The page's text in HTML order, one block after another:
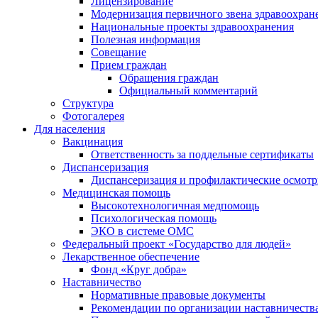
Модернизация первичного звена
Национальные проекты здравоохранения
Полезная информация
Совещание
Прием граждан
Обращения граждан
Официальный комментарий
Структура
Фотогалерея
Для населения
Вакцинация
Ответственность за поддельные сертификаты
Диспансеризация
Диспансеризация и профилактические
Медицинская помощь
Высокотехнологичная медпомощь
Психологическая помощь
ЭКО в системе ОМС
Федеральный проект «Государство для людей»
Лекарственное обеспечение
Фонд «Круг добра»
Наставничество
Нормативные правовые документы
Рекомендации по организации